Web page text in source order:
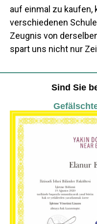
auf einmal zu kaufen,
verschiedenen
Zeugnis von
spart uns nicht nur
Sind Sie